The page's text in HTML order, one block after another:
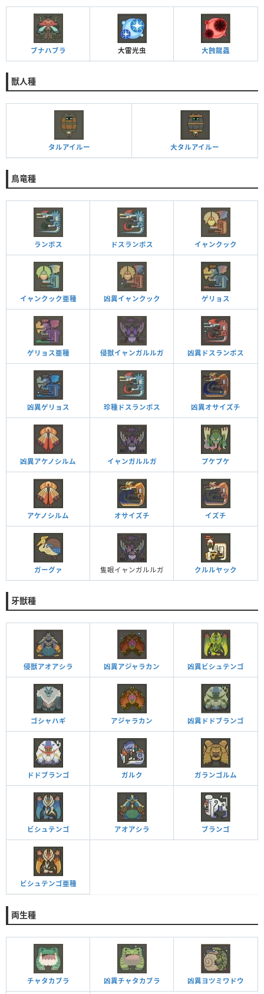
ブナハブラ 大雷光虫 大蝕龍蟲
獣人種
タルアイルー 大タルアイルー
鳥竜種
ランポス ドスランポス イャンクック
イャンクック亜種 凶異イャンクック ゲリョス
ゲリョス亜種 侵獣イャンガルルガ 凶異ドスランポス
凶異ゲリョス 珍種ドスランポス 凶異オサイズチ
凶異アケノシルム イャンガルルガ プケプケ
アケノシルム オサイズチ イズチ
ガーグァ 隻眼イャンガルルガ クルルヤック
牙獣種
侵獣アオアシラ 凶異アジャラカン 凶異ビシュテンゴ
ゴシャハギ アジャラカン 凶異ドドブランゴ
ドドブランゴ ガルク ガランゴルム
ビシュテンゴ アオアシラ ブランゴ
ビシュテンゴ亜種
両生種
チャタカブラ 凶異チャタカブラ 凶異ヨツミワドウ